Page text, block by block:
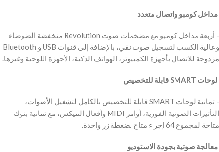
‫ مداخل كومبو واتصال متعدد
‫- أربعة مداخل كومبو مع مضخمات صوت Revolution منخفضة الضوضاء
وعالية الكسب لتسجيل صوت نقي، بالإضافة إلى قنوات USB و Bluetooth
مزدوجة للاتصال بأجهزة الكمبيوتر، الهواتف الذكية، الأجهزة اللوحية وغيرها.
‫ لوحات SMART قابلة للتخصيص
‫- ثمانية لوحات SMART قابلة للتخصيص بالكامل لتشغيل الأصوات،
التأثيرات الصوتية الفورية، أوامر MIDI وأفعال الميكس، مع ثمانية بنوك
متاحة لمجموع 64 إجراء متاح بضغطة زر واحدة.
‫ معالجة صوتية بجودة الاستوديو